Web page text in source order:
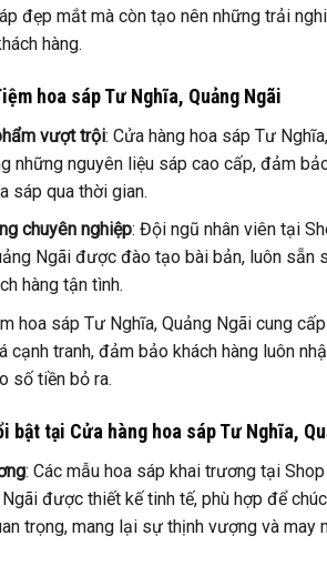
đẹp mắt mà còn tạo nên những trải
hàng.
hoa sáp Tư Nghĩa, Quảng Ngãi
vượt trội: Cửa hàng hoa sáp Tư
những nguyên liệu sáp cao cấp, đảm
sáp qua thời gian.
chuyên nghiệp: Đội ngũ nhân viên tại
Ngãi được đào tạo bài bản, luôn sẵn
hàng tận tình.
hoa sáp Tư Nghĩa, Quảng Ngãi cung
cạnh tranh, đảm bảo khách hàng luôn
số tiền bỏ ra.
bật tại Cửa hàng hoa sáp Tư Nghĩa,
: Các mẫu hoa sáp khai trương tại
được thiết kế tinh tế, phù hợp để
trọng, mang lại sự thịnh vượng và may